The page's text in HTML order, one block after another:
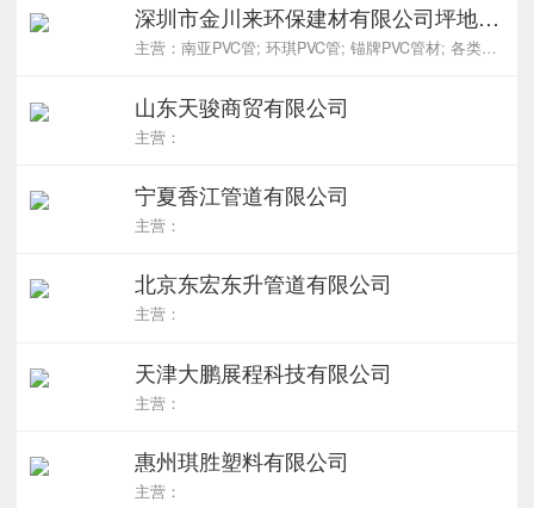
深圳市金川来环保建材有限公司坪地分公司
主营：南亚PVC管; 环琪PVC管; 锚牌PVC管材; 各类PVC管件; 各类PVC阀门
山东天骏商贸有限公司
主营：
宁夏香江管道有限公司
主营：
北京东宏东升管道有限公司
主营：
天津大鹏展程科技有限公司
主营：
惠州琪胜塑料有限公司
主营：